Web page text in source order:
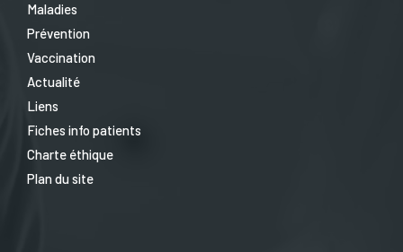
Maladies
Prévention
Vaccination
Actualité
Liens
Fiches info patients
Charte éthique
Plan du site